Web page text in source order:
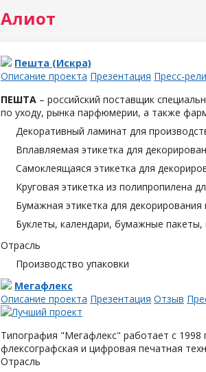
Алиот
Пешта (Искра)
Описание проекта Презентация Пресс-
ПЕШТА – российский поставщик
по уходу, рынка парфюмерии, а также
Декоративный ламинат для
Вплавляемая этикетка для
Самоклеящаяся этикетка для
Круговая этикетка из полипропилена
Бумажная этикетка для
Буклеты, календари, бумажные
Отрасль
Производство упаковки
Мегафлекс
Описание проекта Презентация Отзыв
Типография "Мегафлекс" работает с 1998
флексографская и цифровая печатная
Отрасль